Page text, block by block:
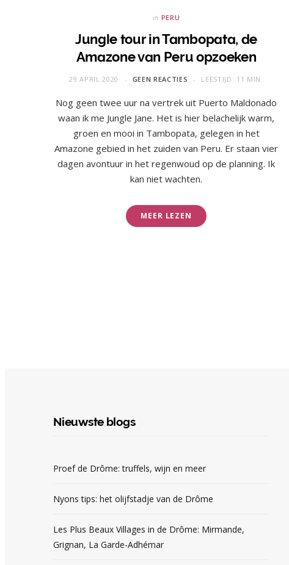
in PERU
Jungle tour in Tambopata, de
Amazone van Peru opzoeken
29 APRIL 2020 GEEN REACTIES LEESTIJD: 11 MIN.
Nog geen twee uur na vertrek uit Puerto Maldonado
waan ik me Jungle Jane. Het is hier belachelijk warm,
groen en mooi in Tambopata, gelegen in het
Amazone gebied in het zuiden van Peru. Er staan vier
dagen avontuur in het regenwoud op de planning. Ik
kan niet wachten.
MEER LEZEN
Nieuwste blogs
Proef de Drôme: truffels, wijn en meer
Nyons tips: het olijfstadje van de Drôme
Les Plus Beaux Villages in de Drôme: Mirmande,
Grignan, La Garde-Adhémar